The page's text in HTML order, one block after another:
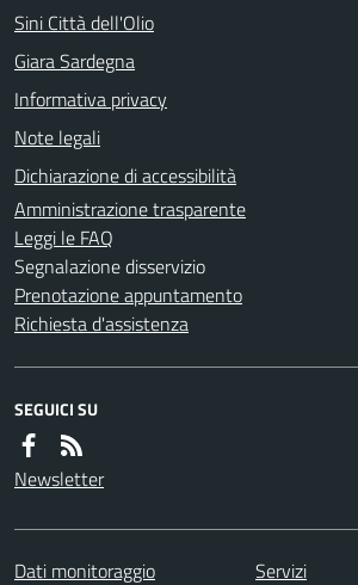
Sini Città dell'Olio
Giara Sardegna
Informativa privacy
Note legali
Dichiarazione di accessibilità
Amministrazione trasparente
Leggi le FAQ
Segnalazione disservizio
Prenotazione appuntamento
Richiesta d'assistenza
SEGUICI SU
Newsletter
Dati monitoraggio Servizi